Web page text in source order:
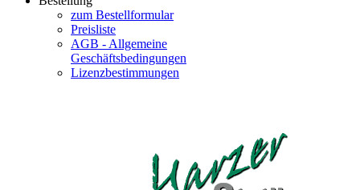
zum Bestellformular
Preisliste
AGB - Allgemeine
Geschäftsbedingungen
Lizenzbestimmungen